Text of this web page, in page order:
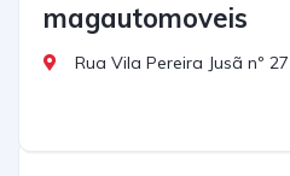
magautomoveis
Rua Vila Pereira Jusã nº